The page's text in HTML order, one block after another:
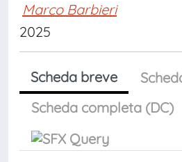
Marco Barbieri
2025
Scheda breve
Scheda completa (DC)